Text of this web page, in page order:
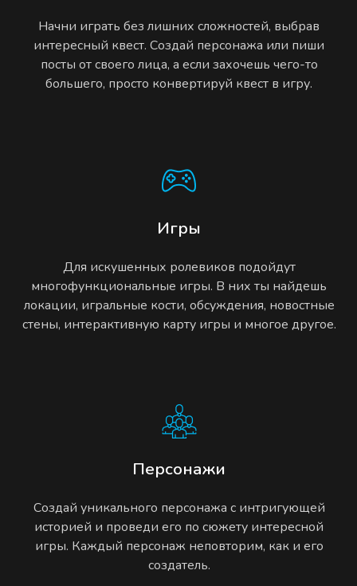
Начни играть без лишних сложностей, выбрав
интересный квест. Создай персонажа или пиши
посты от своего лица, а если захочешь чего-то
большего, просто конвертируй квест в игру.
Игры
Для искушенных ролевиков подойдут
многофункциональные игры. В них ты найдешь
локации, игральные кости, обсуждения, новостные
стены, интерактивную карту игры и многое другое.
Персонажи
Создай уникального персонажа с интригующей
историей и проведи его по сюжету интересной
игры. Каждый персонаж неповторим, как и его
создатель.